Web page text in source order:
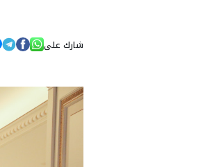
شارك على